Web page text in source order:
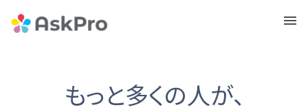
もっと多くの人が、